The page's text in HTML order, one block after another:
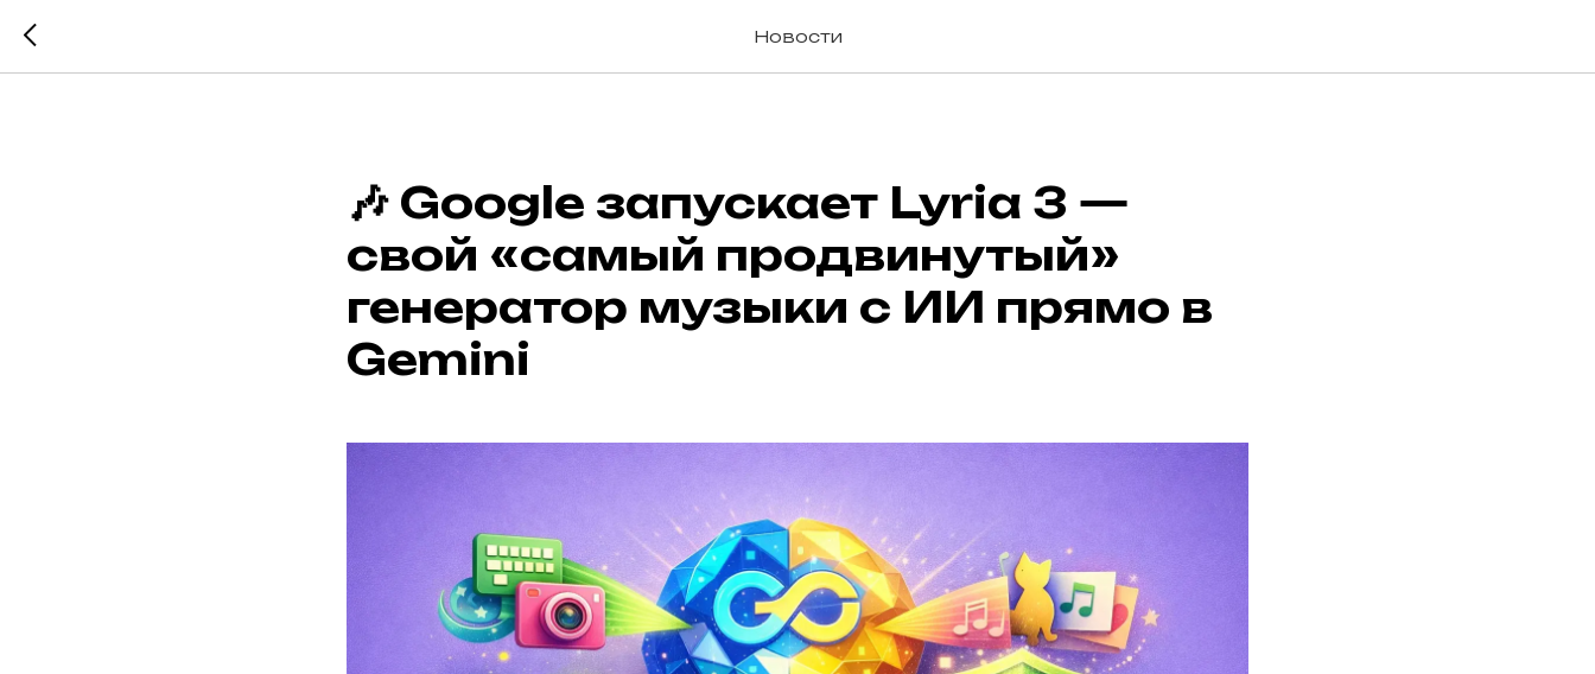
Новости
🎶 Google запускает Lyria 3 —
свой «самый продвинутый»
генератор музыки с ИИ прямо в
Gemini